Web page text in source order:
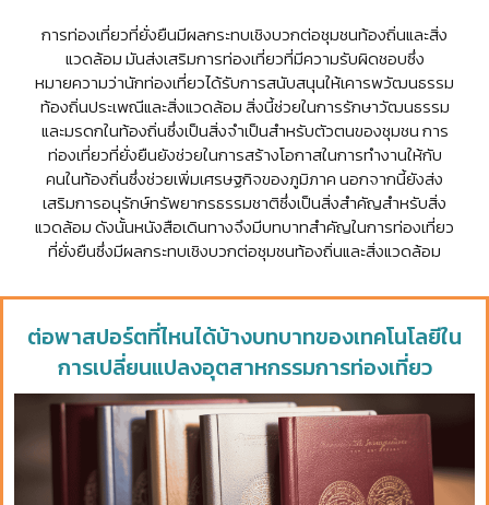
การท่องเที่ยวที่ยั่งยืนมีผลกระทบเชิงบวกต่อชุมชนท้องถิ่นและสิ่ง
แวดล้อม มันส่งเสริมการท่องเที่ยวที่มีความรับผิดชอบซึ่ง
หมายความว่านักท่องเที่ยวได้รับการสนับสนุนให้เคารพวัฒนธรรม
ท้องถิ่นประเพณีและสิ่งแวดล้อม สิ่งนี้ช่วยในการรักษาวัฒนธรรม
และมรดกในท้องถิ่นซึ่งเป็นสิ่งจำเป็นสำหรับตัวตนของชุมชน การ
ท่องเที่ยวที่ยั่งยืนยังช่วยในการสร้างโอกาสในการทำงานให้กับ
คนในท้องถิ่นซึ่งช่วยเพิ่มเศรษฐกิจของภูมิภาค นอกจากนี้ยังส่ง
เสริมการอนุรักษ์ทรัพยากรธรรมชาติซึ่งเป็นสิ่งสำคัญสำหรับสิ่ง
แวดล้อม ดังนั้นหนังสือเดินทางจึงมีบทบาทสำคัญในการท่องเที่ยว
ที่ยั่งยืนซึ่งมีผลกระทบเชิงบวกต่อชุมชนท้องถิ่นและสิ่งแวดล้อม
ต่อพาสปอร์ตที่ไหนได้บ้างบทบาทของเทคโนโลยีใน
การเปลี่ยนแปลงอุตสาหกรรมการท่องเที่ยว